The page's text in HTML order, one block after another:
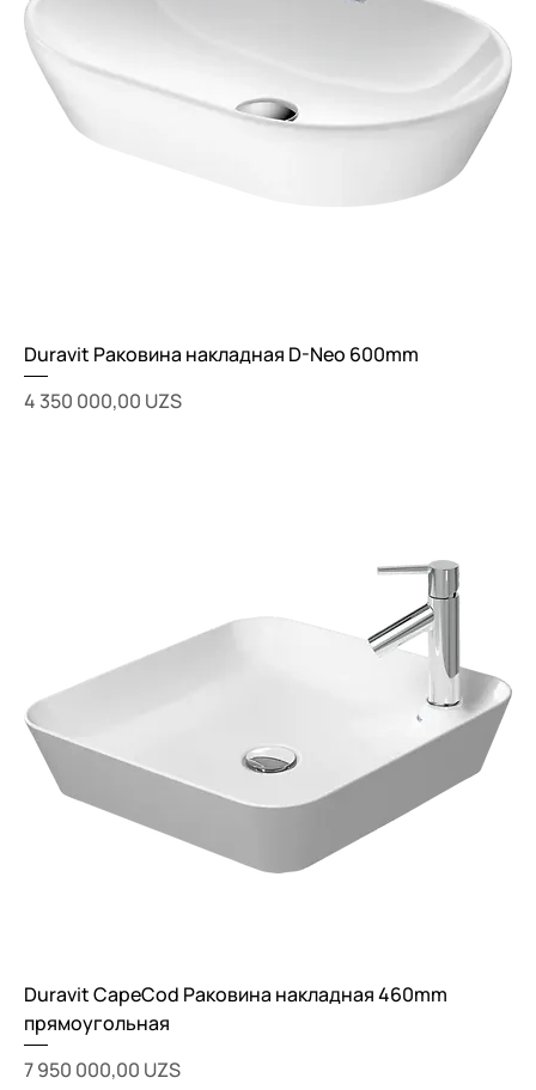
Duravit Раковина накладная D-Neo 600mm
Цена
4 350 000,00 UZS
Duravit CapeCod Раковина накладная 460mm
прямоугольная
Цена
7 950 000,00 UZS